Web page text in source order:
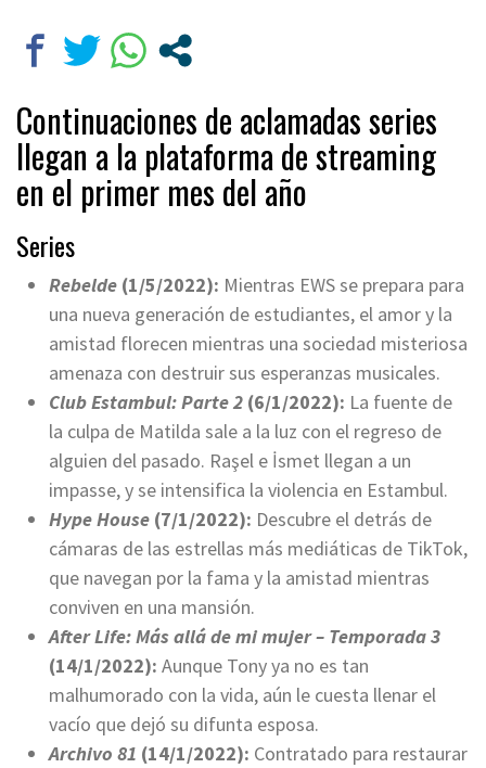
Continuaciones de aclamadas series
llegan a la plataforma de streaming
en el primer mes del año
Series
Rebelde (1/5/2022): Mientras EWS se prepara para
una nueva generación de estudiantes, el amor y la
amistad florecen mientras una sociedad misteriosa
amenaza con destruir sus esperanzas musicales.
Club Estambul: Parte 2 (6/1/2022): La fuente de
la culpa de Matilda sale a la luz con el regreso de
alguien del pasado. Raşel e İsmet llegan a un
impasse, y se intensifica la violencia en Estambul.
Hype House (7/1/2022): Descubre el detrás de
cámaras de las estrellas más mediáticas de TikTok,
que navegan por la fama y la amistad mientras
conviven en una mansión.
After Life: Más allá de mi mujer – Temporada 3
(14/1/2022): Aunque Tony ya no es tan
malhumorado con la vida, aún le cuesta llenar el
vacío que dejó su difunta esposa.
Archivo 81 (14/1/2022): Contratado para restaurar